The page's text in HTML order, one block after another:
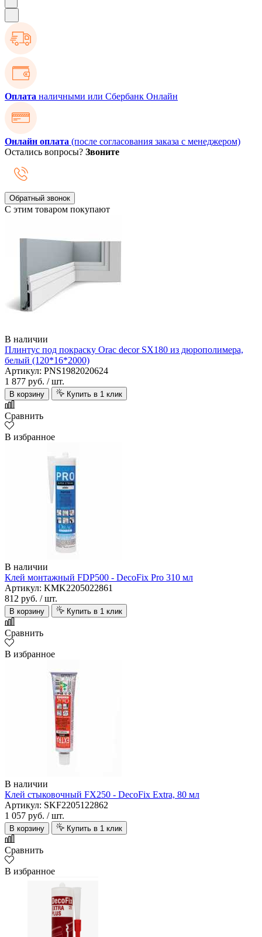
Оплата наличными или Сбербанк Онлайн
Онлайн оплата (после согласования заказа с менеджером)
Остались вопросы? Звоните
Обратный звонок
С этим товаром покупают
В наличии
Плинтус под покраску Orac decor SX180 из дюрополимера,
белый (120*16*2000)
Артикул: PNS1982020624
1 877 руб. / шт.
В корзину Купить в 1 клик
Сравнить
В избранное
В наличии
Клей монтажный FDP500 - DecoFix Pro 310 мл
Артикул: KMK2205022861
812 руб. / шт.
В корзину Купить в 1 клик
Сравнить
В избранное
В наличии
Клей стыковочный FX250 - DecoFix Extra, 80 мл
Артикул: SKF2205122862
1 057 руб. / шт.
В корзину Купить в 1 клик
Сравнить
В избранное